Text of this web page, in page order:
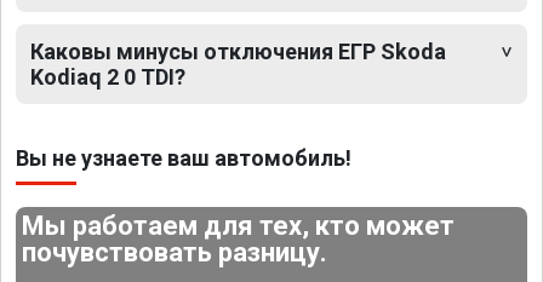
Каковы минусы отключения ЕГР Skoda
Kodiaq 2 0 TDI?
Вы не узнаете ваш автомобиль!
Мы работаем для тех, кто может
почувствовать разницу.